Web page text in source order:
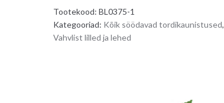
roos,
7
n
Tootekood: BL0375-1
Kategooriad: Kõik söödavad tordikaunistused,
Vahvlist lilled ja lehed